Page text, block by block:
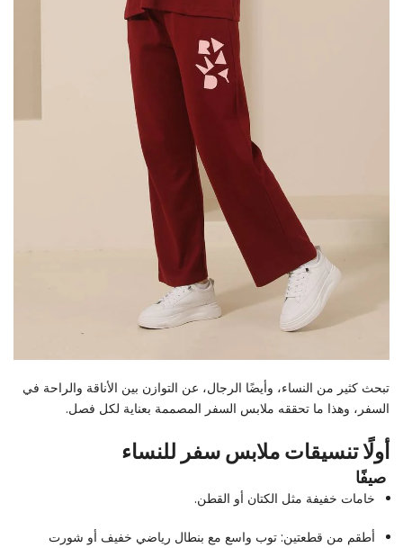
تبحث كثير من النساء، وأيضًا الرجال، عن التوازن بين الأناقة والراحة في
السفر، وهذا ما تحققه ملابس السفر المصممة بعناية لكل فصل.
أولًا تنسيقات ملابس سفر للنساء
صيفًا
خامات خفيفة مثل الكتان أو القطن.
أطقم من قطعتين: توب واسع مع بنطال رياضي خفيف أو شورت